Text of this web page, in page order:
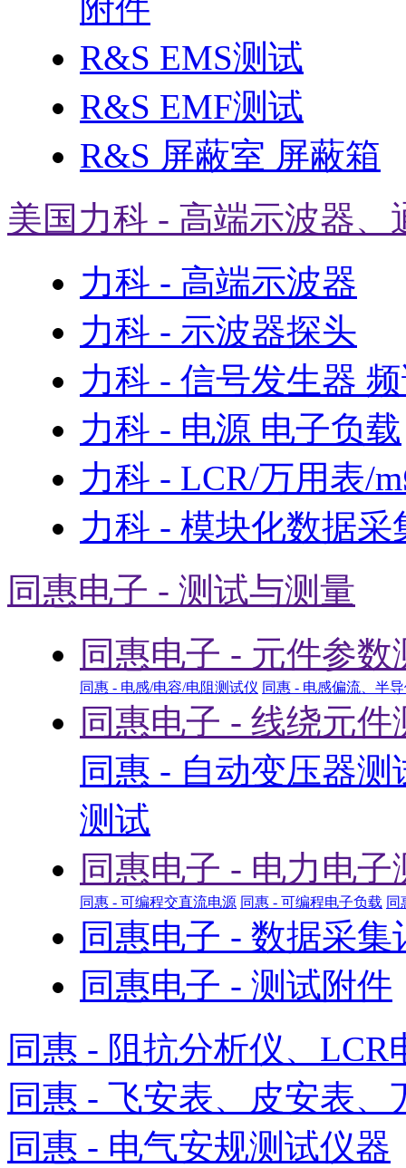
附件
R&S EMS测试
R&S EMF测试
R&S 屏蔽室 屏蔽箱
美国力科 - 高端示波器、
力科 - 高端示波器
力科 - 示波器探头
力科 - 信号发生器
力科 - 电源 电子负载
力科 - LCR/万用表/
力科 - 模块化数据采
同惠电子 - 测试与测量
同惠电子 - 元件参数
同惠 - 电感/电容/电阻测试仪 同惠 - 电感偏流、半
同惠电子 - 线绕元件
同惠 - 自动变压器测
测试
同惠电子 - 电力电子
同惠 - 可编程交直流电源 同惠 - 可编程电子负载 同
同惠电子 - 数据采集
同惠电子 - 测试附件
同惠 - 阻抗分析仪、LCR
同惠 - 飞安表、皮安表、
同惠 - 电气安规测试仪器